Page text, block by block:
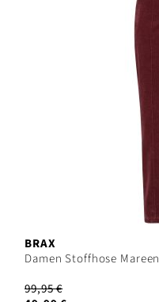
BRAX
Damen Stoffhose Mareen
99,95 €